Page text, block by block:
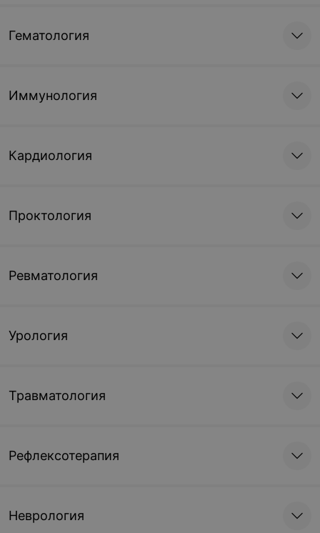
Гематология
Иммунология
Кардиология
Проктология
Ревматология
Урология
Травматология
Рефлексотерапия
Неврология